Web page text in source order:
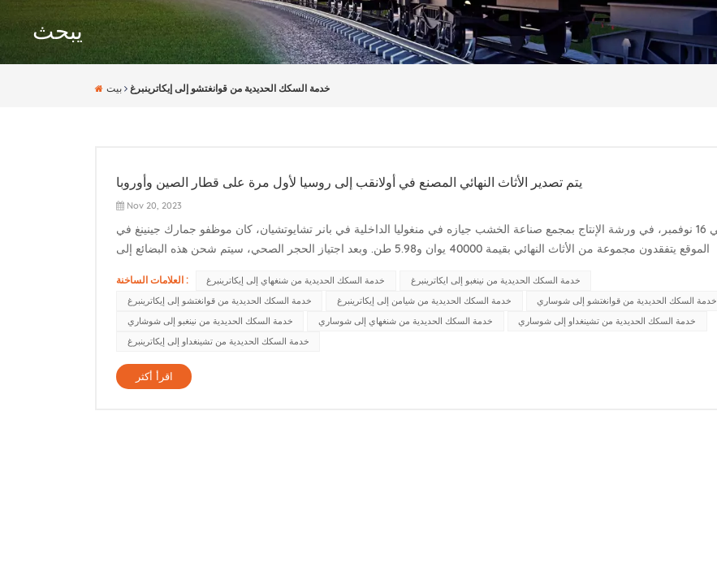
يبحث
بيت خدمة السكك الحديدية من قوانغتشو إلى إيكاترينبرغ
يتم تصدير الأثاث النهائي المصنع في أولانقب إلى روسيا لأول مرة على قطار الصين وأوروبا
Nov 20, 2023
في 16 نوفمبر، في ورشة الإنتاج بمجمع صناعة الخشب جيازه في منغوليا الداخلية في بانر تشايوتشيان، كان موظفو جمارك جينينغ في
الموقع يتفقدون مجموعة من الأثاث النهائي بقيمة 40000 يوان و5.98 طن. وبعد اجتياز الحجر الصحي، سيتم شحن هذه البضائع إلى
العلامات الساخنة : خدمة السكك الحديدية من شنغهاي إلى إيكاترينبرغ
خدمة السكك الحديدية من نينغبو إلى ايكاترينبرغ
خدمة السكك الحديدية من قوانغتشو إلى إيكاترينبرغ
خدمة السكك الحديدية من شيامن إلى إيكاترينبرغ
خدمة السكك الحديدية من قوانغتشو إلى شوساري
خدمة السكك الحديدية من نينغبو إلى شوشاري
خدمة السكك الحديدية من شنغهاي إلى شوساري
خدمة السكك الحديدية من تشينغداو إلى شوساري
خدمة السكك الحديدية من تشينغداو إلى إيكاترينبرغ
اقرأ أكثر